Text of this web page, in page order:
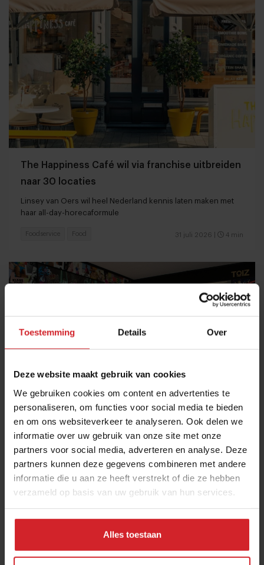
Toestemming Details Over
Deze website maakt gebruik van cookies
We gebruiken cookies om content en advertenties te
personaliseren, om functies voor social media te bieden
en om ons websiteverkeer te analyseren. Ook delen we
informatie over uw gebruik van onze site met onze
partners voor social media, adverteren en analyse. Deze
partners kunnen deze gegevens combineren met andere
informatie die u aan ze heeft verstrekt of die ze hebben
verzameld op basis van uw gebruik van hun services.
Alles toestaan
The Happiness Café wil via franchise uitbreiden
naar 30 locaties
Linsey van Oers wil heel Nederland kennis laten maken met
haar all-day-horecaformule
31 juli 2026 4 min
Foodservice Food
Aanbiedingen en prijzen bepalen de hotelkeuze
van de gast
Meer zakennieuws: Bierverkoop daalt - Hanos neemt Jansen
Foodservice over